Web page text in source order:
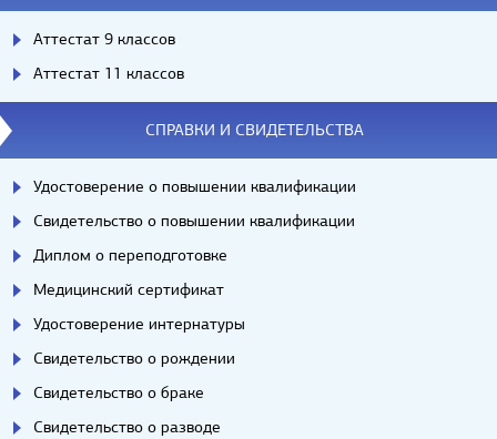
Аттестат 9 классов
Аттестат 11 классов
СПРАВКИ И СВИДЕТЕЛЬСТВА
Удостоверение о повышении квалификации
Свидетельство о повышении квалификации
Диплом о переподготовке
Медицинский сертификат
Удостоверение интернатуры
Свидетельство о рождении
Свидетельство о браке
Свидетельство о разводе